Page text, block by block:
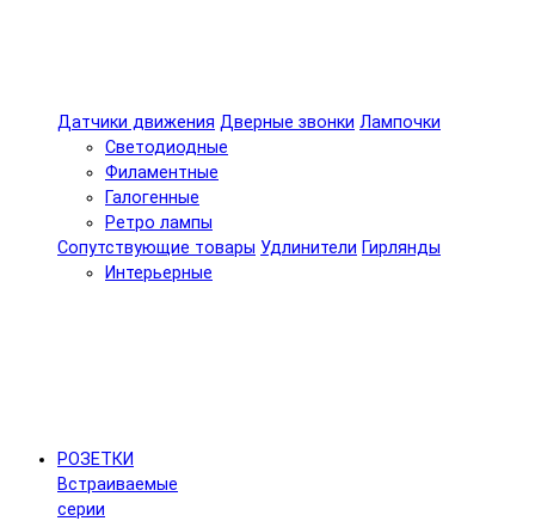
Датчики движения Дверные звонки Лампочки
Светодиодные
Филаментные
Галогенные
Ретро лампы
Сопутствующие товары Удлинители Гирлянды
Интерьерные
РОЗЕТКИ
Встраиваемые
серии